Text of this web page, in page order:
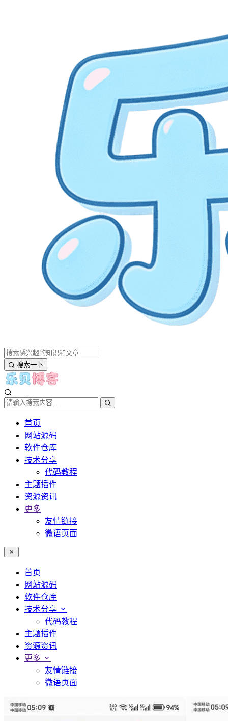
搜索一下
首页
网站源码
软件仓库
技术分享
代码教程
主题插件
资源资讯
更多
友情链接
微语页面
首页
网站源码
软件仓库
技术分享
代码教程
主题插件
资源资讯
更多
友情链接
微语页面